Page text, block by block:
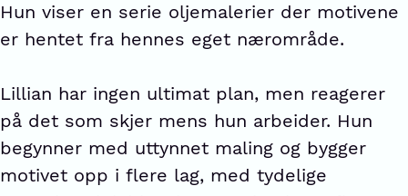
Hun viser en serie oljemalerier der motivene
er hentet fra hennes eget nærområde.
Lillian har ingen ultimat plan, men reagerer
på det som skjer mens hun arbeider. Hun
begynner med uttynnet maling og bygger
motivet opp i flere lag, med tydelige